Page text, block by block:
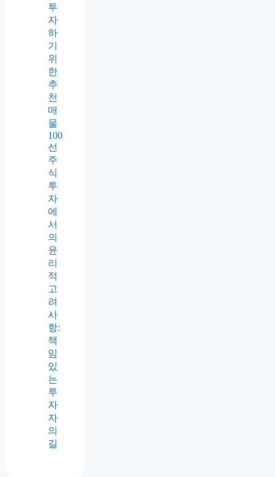
투
자
하
기
위
한
추
천
매
물
100
선
주
식
투
자
에
서
의
윤
리
적
고
려
사
항:
책
임
있
는
투
자
자
의
길